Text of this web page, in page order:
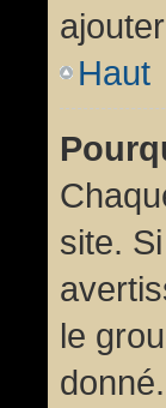
Haut
site.
le